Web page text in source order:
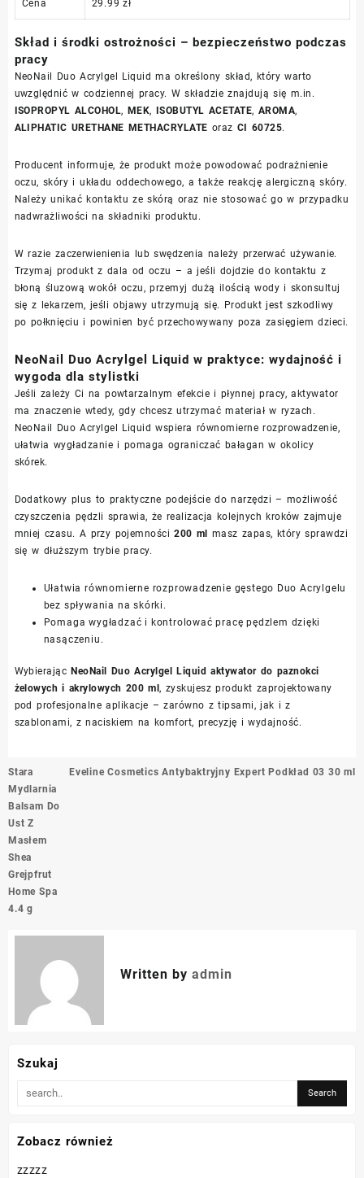
Cena 29.99 zł
Skład i środki ostrożności – bezpieczeństwo podczas
pracy
NeoNail Duo Acrylgel Liquid ma określony skład, który warto
uwzględnić w codziennej pracy. W składzie znajdują się m.in.
ISOPROPYL ALCOHOL, MEK, ISOBUTYL ACETATE, AROMA,
ALIPHATIC URETHANE METHACRYLATE oraz CI 60725.
Producent informuje, że produkt może powodować podrażnienie
oczu, skóry i układu oddechowego, a także reakcję alergiczną skóry.
Należy unikać kontaktu ze skórą oraz nie stosować go w przypadku
nadwrażliwości na składniki produktu.
W razie zaczerwienienia lub swędzenia należy przerwać używanie.
Trzymaj produkt z dala od oczu – a jeśli dojdzie do kontaktu z
błoną śluzową wokół oczu, przemyj dużą ilością wody i skonsultuj
się z lekarzem, jeśli objawy utrzymują się. Produkt jest szkodliwy
po połknięciu i powinien być przechowywany poza zasięgiem dzieci.
NeoNail Duo Acrylgel Liquid w praktyce: wydajność i
wygoda dla stylistki
Jeśli zależy Ci na powtarzalnym efekcie i płynnej pracy, aktywator
ma znaczenie wtedy, gdy chcesz utrzymać materiał w ryzach.
NeoNail Duo Acrylgel Liquid wspiera równomierne rozprowadzenie,
ułatwia wygładzanie i pomaga ograniczać bałagan w okolicy
skórek.
Dodatkowy plus to praktyczne podejście do narzędzi – możliwość
czyszczenia pędzli sprawia, że realizacja kolejnych kroków zajmuje
mniej czasu. A przy pojemności200 ml masz zapas, który sprawdzi
się w dłuższym trybie pracy.
Ułatwia równomierne rozprowadzenie gęstego Duo Acrylgelu
bez spływania na skórki.
Pomaga wygładzać i kontrolować pracę pędzlem dzięki
nasączeniu.
WybierającNeoNail Duo Acrylgel Liquid aktywator do paznokci
żelowych i akrylowych 200 ml, zyskujesz produkt zaprojektowany
pod profesjonalne aplikacje – zarówno z tipsami, jak i z
szablonami, z naciskiem na komfort, precyzję i wydajność.
Nawigacja
wpisu
Stara
Mydlarnia
Balsam Do
Ust Z
Masłem
Shea
Grejpfrut
Home Spa
4.4 g
Eveline Cosmetics Antybaktryjny Expert Podkład 03 30 ml
Written by admin
Szukaj
Zobacz również
zzzzz